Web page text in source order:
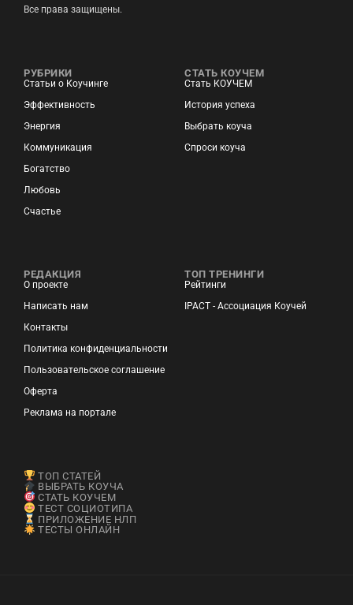
Все права защищены.
РУБРИКИ
Статьи о Коучинге
Эффективность
Энергия
Коммуникация
Богатство
Любовь
Счастье
СТАТЬ КОУЧЕМ
Стать КОУЧЕМ
История успеха
Выбрать коуча
Спроси коуча
РЕДАКЦИЯ
О проекте
Написать нам
Контакты
Политика конфиденциальности
Пользовательское соглашение
Оферта
Реклама на портале
ТОП ТРЕНИНГИ
Рейтинги
IPACT - Ассоциация Коучей
ТОП СТАТЕЙ
ВЫБРАТЬ КОУЧА
СТАТЬ КОУЧЕМ
ТЕСТ СОЦИОТИПА
ПРИЛОЖЕНИЕ НЛП
ТЕСТЫ ОНЛАЙН